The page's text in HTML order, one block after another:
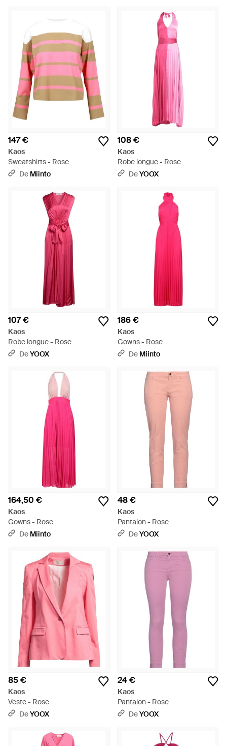
147 €
Kaos
Sweatshirts - Rose
De Miinto
108 €
Kaos
Robe longue - Rose
DeYOOX
107 €
Kaos
Robe longue - Rose
DeYOOX
186 €
Kaos
Gowns - Rose
De Miinto
164,50 €
Kaos
Gowns - Rose
De Miinto
48 €
Kaos
Pantalon - Rose
DeYOOX
85 €
Kaos
Veste - Rose
DeYOOX
24 €
Kaos
Pantalon - Rose
DeYOOX